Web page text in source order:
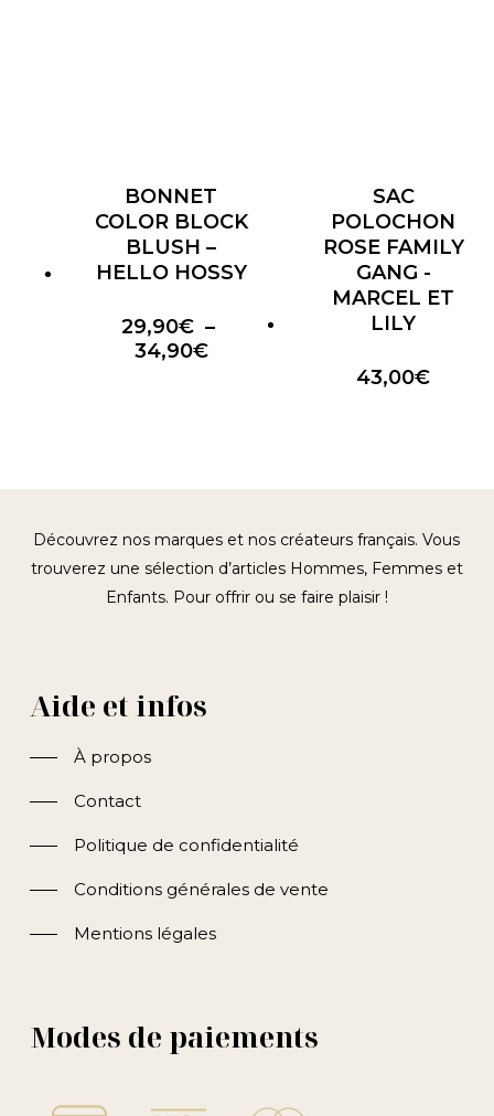
BONNET
COLOR BLOCK
BLUSH –
HELLO HOSSY
29,90€ –
34,90€Plage
SAC
POLOCHON
ROSE FAMILY
GANG -
MARCEL ET
LILY
43,00€
Découvrez nos marques et nos créateurs français. Vous
trouverez une sélection d’articles Hommes, Femmes et
Enfants. Pour offrir ou se faire plaisir !
Aide et infos
À propos
Contact
Politique de confidentialité
Conditions générales de vente
Mentions légales
Modes de paiements